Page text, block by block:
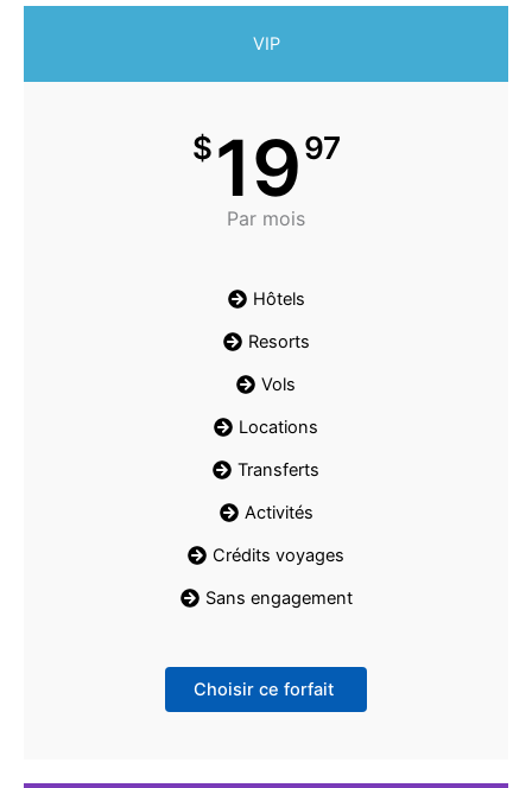
VIP
$1997
Par mois
Hôtels
Resorts
Vols
Locations
Transferts
Activités
Crédits voyages
Sans engagement
Choisir ce forfait